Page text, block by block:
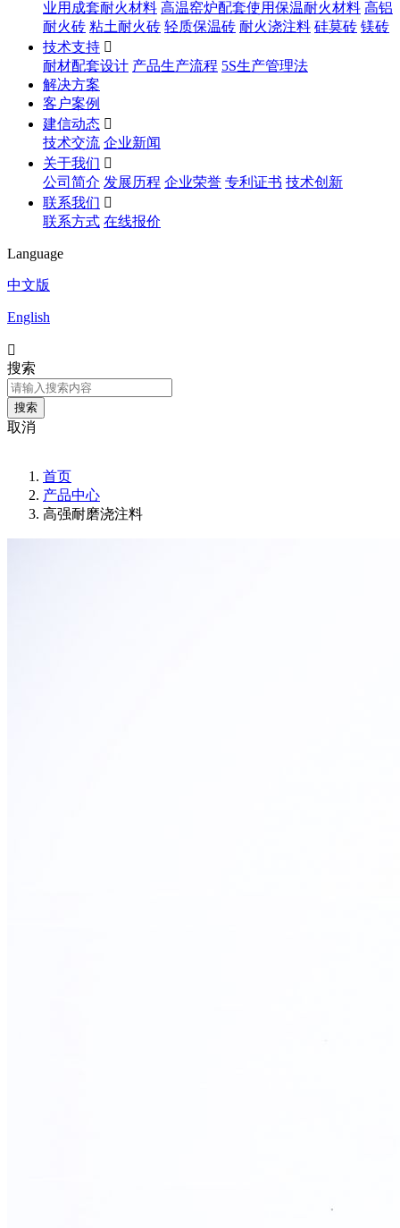
业用成套耐火材料 高温窑炉配套使用保温耐火材料 高铝
耐火砖 粘土耐火砖 轻质保温砖 耐火浇注料 硅莫砖 镁砖
技术支持 
耐材配套设计 产品生产流程 5S生产管理法
解决方案
客户案例
建信动态 
技术交流 企业新闻
关于我们 
公司简介 发展历程 企业荣誉 专利证书 技术创新
联系我们 
联系方式 在线报价
Language
中文版
English

搜索
取消
首页
产品中心
高强耐磨浇注料